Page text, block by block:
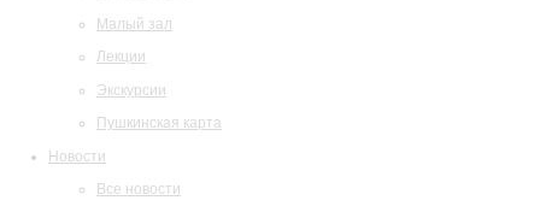
Малый зал
Лекции
Экскурсии
Пушкинская карта
Новости
Все новости